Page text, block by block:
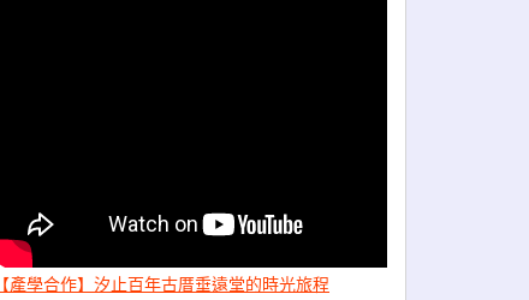
【產學合作】汐止百年古厝垂遠堂的時光旅程